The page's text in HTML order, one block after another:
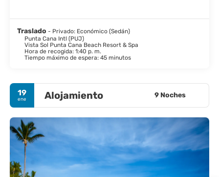
Traslado - Privado: Económico (Sedán)
Punta Cana Intl (PUJ)
Vista Sol Punta Cana Beach Resort & Spa
Hora de recogida: 1:40 p. m.
Tiempo máximo de espera: 45 minutos
19
ene Alojamiento 9 Noches